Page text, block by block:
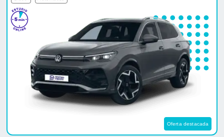
Oferta destacada